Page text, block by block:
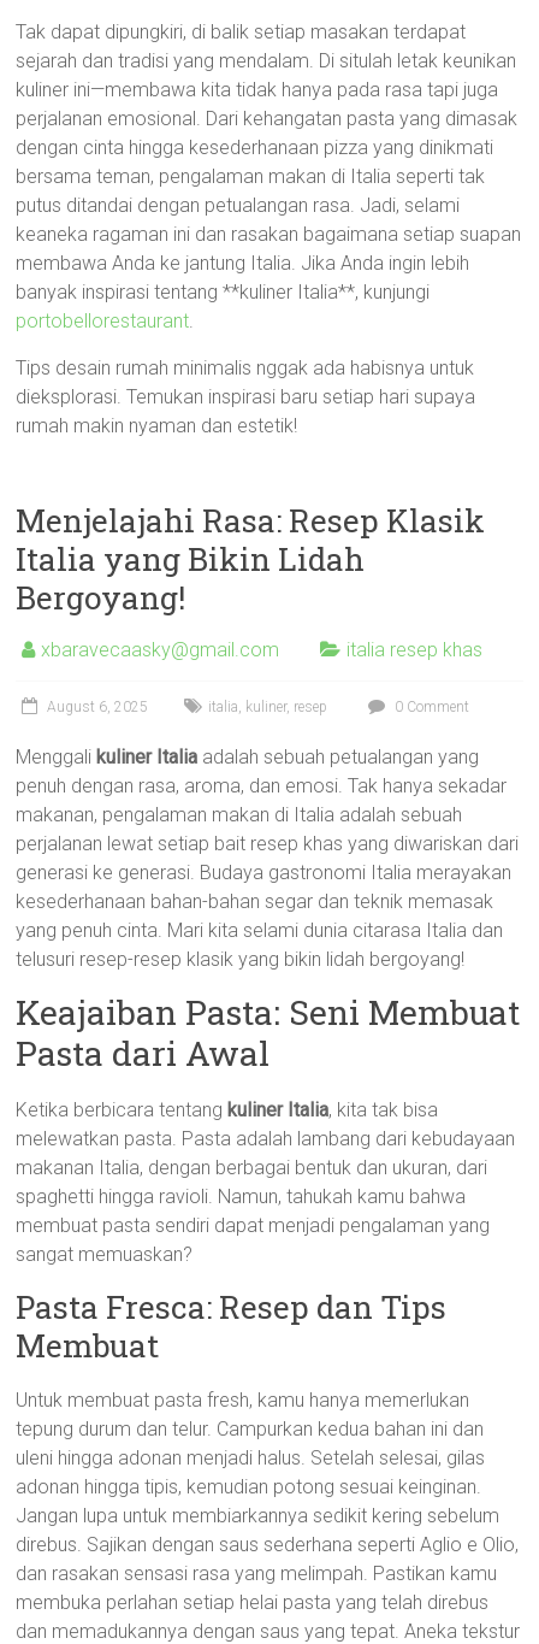
Tak dapat dipungkiri, di balik setiap masakan terdapat
sejarah dan tradisi yang mendalam. Di situlah letak keunikan
kuliner ini—membawa kita tidak hanya pada rasa tapi juga
perjalanan emosional. Dari kehangatan pasta yang dimasak
dengan cinta hingga kesederhanaan pizza yang dinikmati
bersama teman, pengalaman makan di Italia seperti tak
putus ditandai dengan petualangan rasa. Jadi, selami
keaneka ragaman ini dan rasakan bagaimana setiap suapan
membawa Anda ke jantung Italia. Jika Anda ingin lebih
banyak inspirasi tentang **kuliner Italia**, kunjungi
portobellorestaurant.
Tips desain rumah minimalis nggak ada habisnya untuk
dieksplorasi. Temukan inspirasi baru setiap hari supaya
rumah makin nyaman dan estetik!
Menjelajahi Rasa: Resep Klasik
Italia yang Bikin Lidah
Bergoyang!
xbaravecaasky@gmail.com italia resep khas
August 6, 2025 italia, kuliner, resep 0 Comment
Menggali kuliner Italia adalah sebuah petualangan yang
penuh dengan rasa, aroma, dan emosi. Tak hanya sekadar
makanan, pengalaman makan di Italia adalah sebuah
perjalanan lewat setiap bait resep khas yang diwariskan dari
generasi ke generasi. Budaya gastronomi Italia merayakan
kesederhanaan bahan-bahan segar dan teknik memasak
yang penuh cinta. Mari kita selami dunia citarasa Italia dan
telusuri resep-resep klasik yang bikin lidah bergoyang!
Keajaiban Pasta: Seni Membuat
Pasta dari Awal
Ketika berbicara tentang kuliner Italia, kita tak bisa
melewatkan pasta. Pasta adalah lambang dari kebudayaan
makanan Italia, dengan berbagai bentuk dan ukuran, dari
spaghetti hingga ravioli. Namun, tahukah kamu bahwa
membuat pasta sendiri dapat menjadi pengalaman yang
sangat memuaskan?
Pasta Fresca: Resep dan Tips
Membuat
Untuk membuat pasta fresh, kamu hanya memerlukan
tepung durum dan telur. Campurkan kedua bahan ini dan
uleni hingga adonan menjadi halus. Setelah selesai, gilas
adonan hingga tipis, kemudian potong sesuai keinginan.
Jangan lupa untuk membiarkannya sedikit kering sebelum
direbus. Sajikan dengan saus sederhana seperti Aglio e Olio,
dan rasakan sensasi rasa yang melimpah. Pastikan kamu
membuka perlahan setiap helai pasta yang telah direbus
dan memadukannya dengan saus yang tepat. Aneka tekstur